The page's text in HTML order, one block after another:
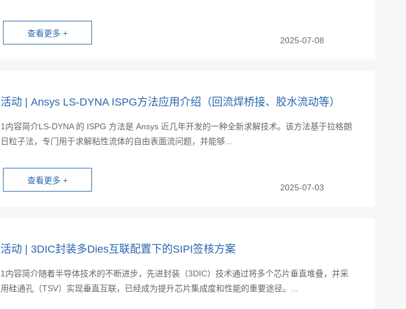
2025-07-08
活动 | Ansys LS-DYNA ISPG方法应用介绍（回流焊桥接、胶水流动等）
1内容简介LS-DYNA 的 ISPG 方法是 Ansys 近几年开发的一种全新求解技术。该方法基于拉格朗
日粒子法，专门用于求解粘性流体的自由表面流问题，并能够...
2025-07-03
活动 | 3DIC封装多Dies互联配置下的SIPI签核方案
1内容简介随着半导体技术的不断进步，先进封装（3DIC）技术通过将多个芯片垂直堆叠，并采
用硅通孔（TSV）实现垂直互联，已经成为提升芯片集成度和性能的重要途径。...